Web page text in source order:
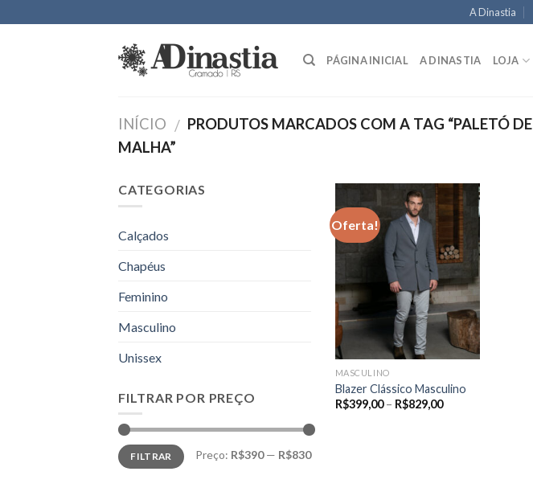
to
A Dinastia
PÁGINA INICIAL A DINASTIA LOJA
INÍCIO / PRODUTOS MARCADOS COM A TAG “PALETÓ DE
MALHA”
CATEGORIAS
Calçados
Chapéus
Feminino
Masculino
Unissex
FILTRAR POR PREÇO
Preço
mínimo
Preço
máximo
FILTRAR Preço: R$390— R$830
Oferta!
MASCULINO
Blazer Clássico Masculino
R$399,00 – R$829,00Price